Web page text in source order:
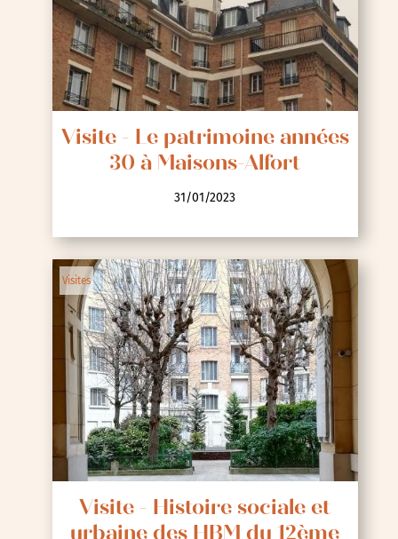
Visite - Le patrimoine années
30 à Maisons-Alfort
31/01/2023
Visites
Visite - Histoire sociale et
urbaine des HBM du 12ème